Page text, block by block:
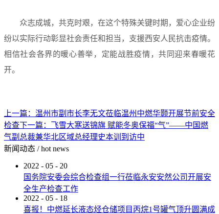
众志成城，共克时艰，在这个特殊关键时期，爱心企业纷
纷以实际行动彰显社会责任和担当，支援西安人民抗击疫情。
相信社会各界的暖心善举，定能战胜疫情，共同迎来春暖花
开。
上一篇： 温州市副市长李无文莅临温州中燃华颢开展节前安全
检查下一篇： 飞雪大寒送锦旗 赋能冬奥保福“气”——中国燃
气副总裁兼华北区域总经理史本训到访中
新闻动态 / hot news
2022 - 05 - 20
国务院安委会综合检查组一行莅临永安安然公司开展安
全生产检查工作
2022 - 05 - 18
喜报！中燃延长液态烃仓储项目丙烷1号罐气顶升圆满成